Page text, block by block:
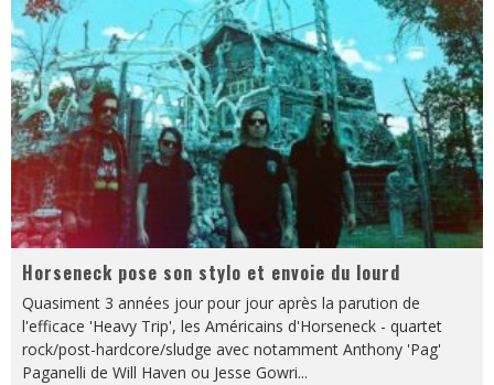
Horseneck pose son stylo et envoie du lourd
Quasiment 3 années jour pour jour après la parution de
l'efficace 'Heavy Trip', les Américains d'Horseneck - quartet
rock/post-hardcore/sludge avec notamment Anthony 'Pag'
Paganelli de Will Haven ou Jesse Gowri...